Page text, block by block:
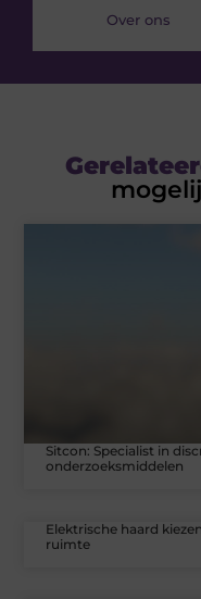
Over ons
Sitcon: Specialist in
onderzoeksmiddelen
Elektrische haard
ruimte